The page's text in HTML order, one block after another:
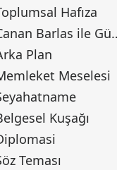
Hafıza
Canan
Plan
Meselesi
Kuşağı
Teması